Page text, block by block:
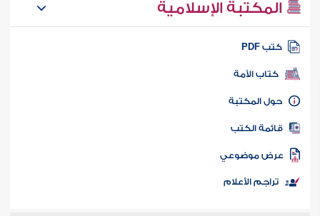
المكتبة الإسلامية
كتب PDF
كتاب الأمة
المكتبة
الكتب
موضوعي